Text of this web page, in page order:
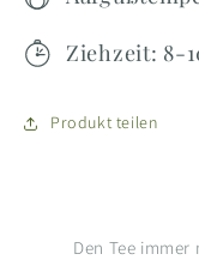
Ziehzeit: 8-
Produkt teilen
Den Tee